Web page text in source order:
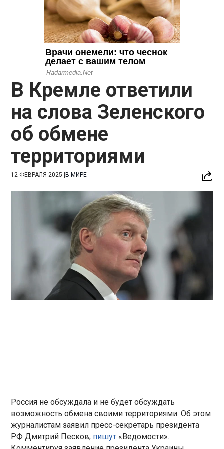
В Кремле ответили
на слова Зеленского
об обмене
территориями
12 ФЕВРАЛЯ 2025 |В МИРЕ
Россия не обсуждала и не будет обсуждать
возможность обмена своими территориями. Об этом
журналистам заявил пресс-секретарь президента
РФ Дмитрий Песков, пишут «Ведомости».